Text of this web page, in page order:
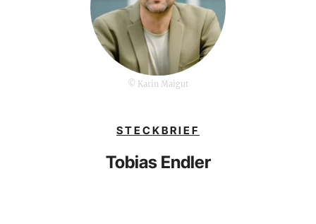
© Karin Maigut
STECKBRIEF
Tobias Endler